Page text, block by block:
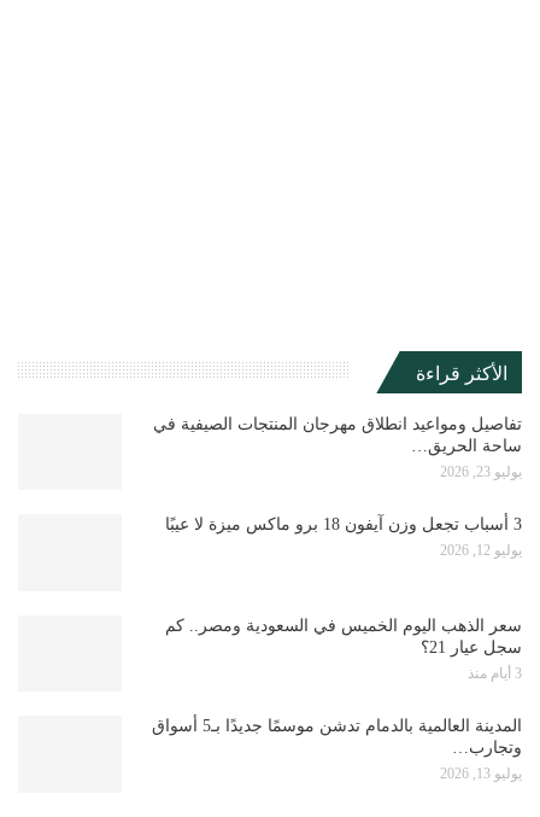
الأكثر قراءة
تفاصيل ومواعيد انطلاق مهرجان المنتجات الصيفية في
ساحة الحريق…
يوليو 23, 2026
3 أسباب تجعل وزن آيفون 18 برو ماكس ميزة لا عيبًا
يوليو 12, 2026
سعر الذهب اليوم الخميس في السعودية ومصر.. كم
سجل عيار 21؟
3 أيام منذ
المدينة العالمية بالدمام تدشن موسمًا جديدًا بـ5 أسواق
وتجارب…
يوليو 13, 2026